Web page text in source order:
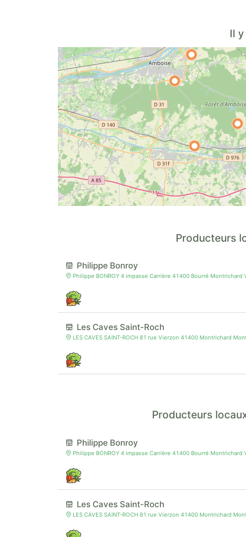
Il
Producteurs
Philippe Bonroy
Philippe BONROY 4 impasse Carrière 41400 Bourré Montrichard
Les Caves Saint-Roch
LES CAVES SAINT-ROCH 81 rue Vierzon 41400 Montrichard
Producteurs
Philippe Bonroy
Philippe BONROY 4 impasse Carrière 41400 Bourré Montrichard
Les Caves Saint-Roch
LES CAVES SAINT-ROCH 81 rue Vierzon 41400 Montrichard